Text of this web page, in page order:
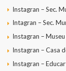
Instagran – Sec.
Intagran – Sec.
Instagran –
Instagran – Casa
Instagran –